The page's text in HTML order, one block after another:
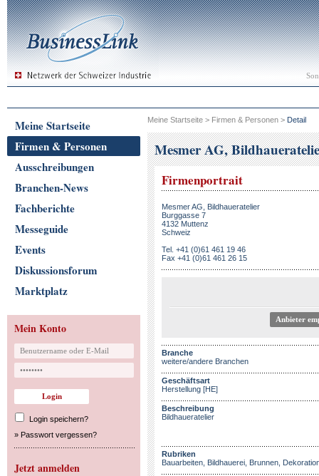
Meine Startseite
Firmen & Personen
Ausschreibungen
Branchen-News
Fachberichte
Messeguide
Events
Diskussionsforum
Marktplatz
Mein Konto
Login speichern?
» Passwort vergessen?
Jetzt anmelden
Meine Startseite > Firmen & Personen > Detail
Mesmer AG,
Firmenportrait
Mesmer AG, Bildhaueratelier
Burggasse 7
4132 Muttenz
Schweiz
Tel. +41 (0)61 461 19 46
Fax +41 (0)61 461 26 15
Anbieter
Branche
weitere/andere Branchen
Geschäftsart
Herstellung [HE]
Beschreibung
Bildhaueratelier
Rubriken
Bauarbeiten Bildhauerei Brunnen